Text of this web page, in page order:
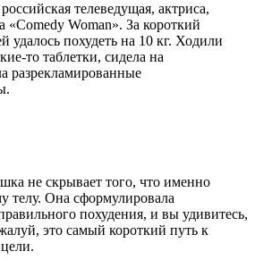
телеведущая, актриса,
«Comedy Woman». За короткий
удалось похудеть на 10 кг. Ходили
то таблетки, сидела на
разрекламированные
не скрывает того, что именно
телу. Она сформулировала
похудения, и вы удивитесь,
это самый короткий путь к